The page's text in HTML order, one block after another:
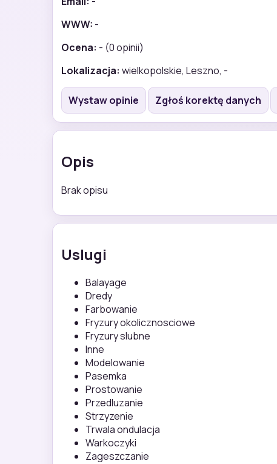
WWW: -
Ocena: - (0 opinii)
Lokalizacja: wielkopolskie, Leszno, -
Wystaw opinie Zgłoś korektę danych
Opis
Brak opisu
Uslugi
Balayage
Dredy
Farbowanie
Fryzury okolicznosciowe
Fryzury slubne
Inne
Modelowanie
Pasemka
Prostowanie
Przedluzanie
Strzyzenie
Trwala ondulacja
Warkoczyki
Zageszczanie